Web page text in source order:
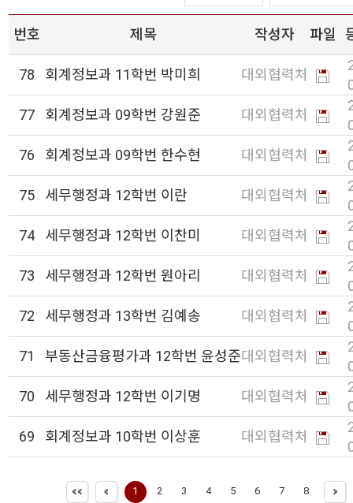
번호 제목 작성자 파일
78 회계정보과 11학번 박미희 대외협력처
77
회계정보과 09학번 강원준 대외협력처
76
회계정보과 09학번 한수현 대외협력처
75
세무행정과 12학번 이란 대외협력처
74
세무행정과 12학번 이찬미 대외협력처
73
세무행정과 12학번 원아리 대외협력처
72
세무행정과 13학번 김예송 대외협력처
71
부동산금융평가과 12학번 윤성준대외협력처
70
세무행정과 12학번 이기명 대외협력처
69
회계정보과 10학번 이상훈 대외협력처
1 2 3 4 5 6 7 8